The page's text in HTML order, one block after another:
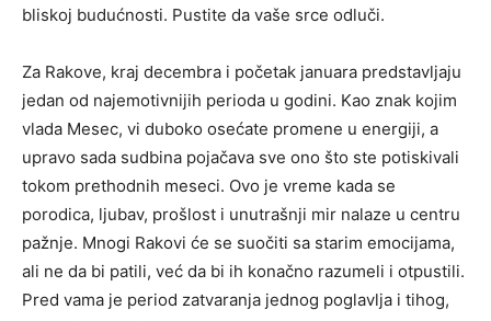
bliskoj budućnosti. Pustite da vaše srce odluči.
Za Rakove, kraj decembra i početak januara predstavljaju
jedan od najemotivnijih perioda u godini. Kao znak kojim
vlada Mesec, vi duboko osećate promene u energiji, a
upravo sada sudbina pojačava sve ono što ste potiskivali
tokom prethodnih meseci. Ovo je vreme kada se
porodica, ljubav, prošlost i unutrašnji mir nalaze u centru
pažnje. Mnogi Rakovi će se suočiti sa starim emocijama,
ali ne da bi patili, već da bi ih konačno razumeli i otpustili.
Pred vama je period zatvaranja jednog poglavlja i tihog,